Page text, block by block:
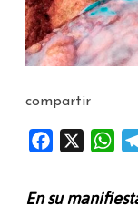
compartir
W
En su